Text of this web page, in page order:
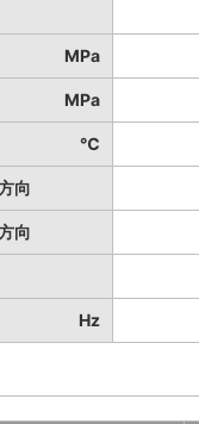
MPa
MPa
℃
向
向
Hz